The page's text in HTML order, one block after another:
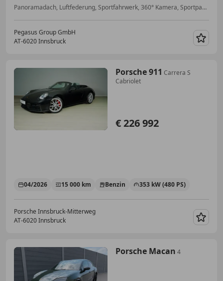
Panoramadach, Luftfederung, Sportfahrwerk, 360° Kamera, Sportpaket, Elektrische Sitze
Pegasus Group GmbH
AT-6020 Innsbruck
Porsche 911 Carrera S
Cabriolet
€ 226 992
04/2026 15 000 km Benzin 353 kW (480 PS)
Porsche Innsbruck-Mitterweg
AT-6020 Innsbruck
Porsche Macan 4